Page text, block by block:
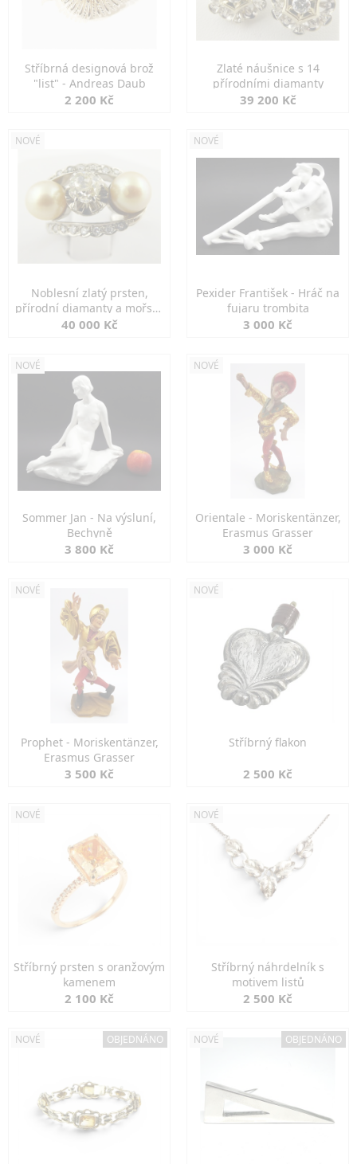
Stříbrná designová brož
"list" - Andreas Daub
2 200 Kč
Zlaté náušnice s 14
přírodními diamanty
39 200 Kč
NOVÉ
Noblesní zlatý prsten,
přírodní diamanty a mořské
perly
40 000 Kč
NOVÉ
Pexider František - Hráč na
fujaru trombita
3 000 Kč
NOVÉ
Sommer Jan - Na výsluní,
Bechyně
3 800 Kč
NOVÉ
Orientale - Moriskentänzer,
Erasmus Grasser
3 000 Kč
NOVÉ
Prophet - Moriskentänzer,
Erasmus Grasser
3 500 Kč
NOVÉ
Stříbrný flakon
2 500 Kč
NOVÉ
Stříbrný prsten s oranžovým
kamenem
2 100 Kč
NOVÉ
Stříbrný náhrdelník s
motivem listů
2 500 Kč
NOVÉ OBJEDNÁNO NOVÉ OBJEDNÁNO